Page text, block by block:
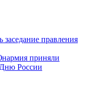
заседание правления
приняли
Дню России